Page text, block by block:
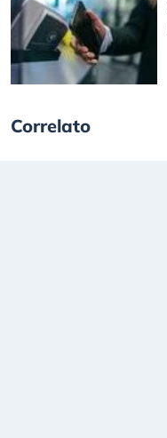
Correlato